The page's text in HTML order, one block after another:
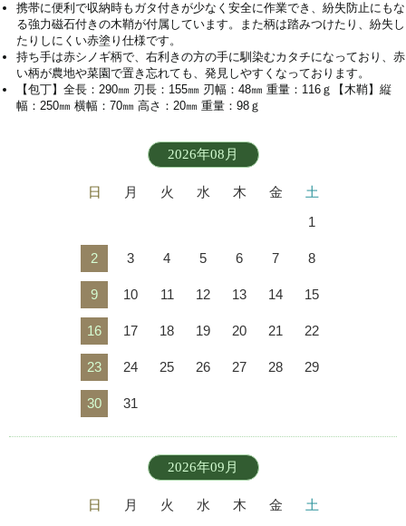
携帯に便利で収納時もガタ付きが少なく安全に作業でき、紛失防止にもな
る強力磁石付きの木鞘が付属しています。また柄は踏みつけたり、紛失し
たりしにくい赤塗り仕様です。
持ち手は赤シノギ柄で、右利きの方の手に馴染むカタチになっており、赤
い柄が農地や菜園で置き忘れても、発見しやすくなっております。
【包丁】全長：290㎜ 刃長：155㎜ 刃幅：48㎜ 重量：116ｇ
【木鞘】縦
幅：250㎜ 横幅：70㎜ 高さ：20㎜ 重量：98ｇ
2026年08月
日 月 火 水 木 金
土
1
2 3 4 5 6 7 8
9 10 11 12 13 14 15
16 17 18 19 20 21 22
23 24 25 26 27 28 29
30 31
2026年09月
日 月 火 水 木 金
土